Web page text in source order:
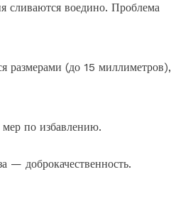
сливаются воедино. Проблема
размерами (до 15 миллиметров),
по избавлению.
— доброкачественность.